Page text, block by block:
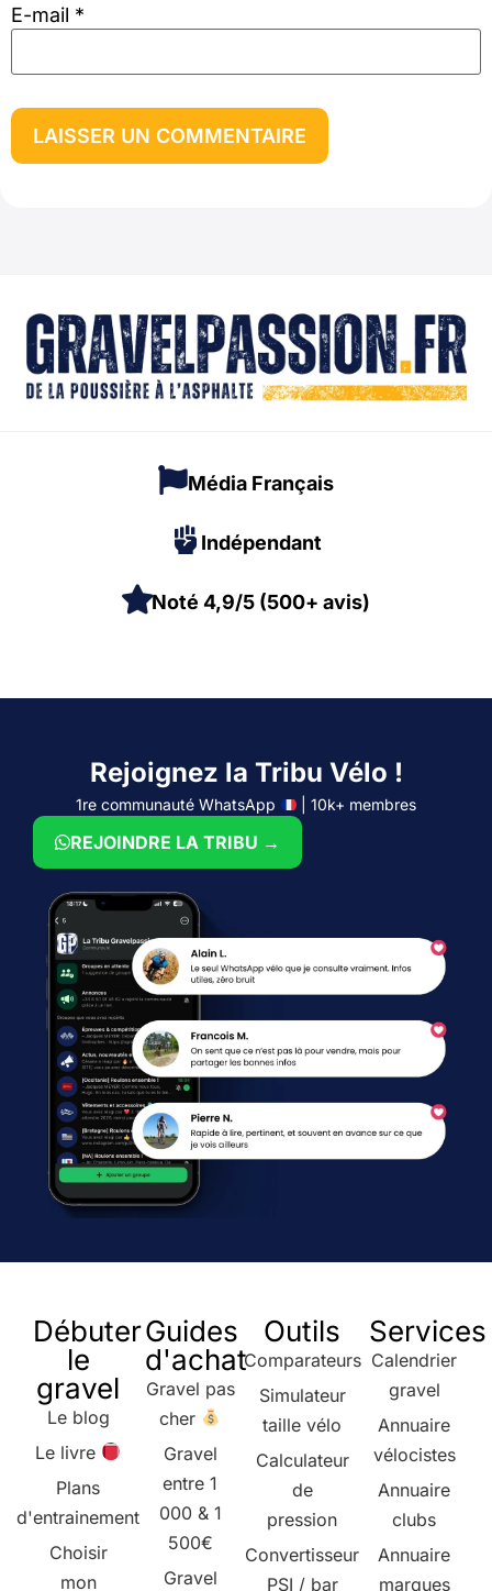
E-mail *
Média Français
Indépendant
Noté 4,9/5 (500+ avis)
Rejoignez la Tribu Vélo !
1re communauté WhatsApp | 10k+ membres
REJOINDRE LA TRIBU →
Débuter
le
gravel
Le blog
Le livre
Plans
d'entrainement
Choisir
mon
Guides
d'achat
Gravel pas
cher
Gravel
entre 1
000 & 1
500€
Gravel
Outils
Comparateurs
Simulateur
taille vélo
Calculateur
de
pression
Convertisseur
PSI / bar
Services
Calendrier
gravel
Annuaire
vélocistes
Annuaire
clubs
Annuaire
marques